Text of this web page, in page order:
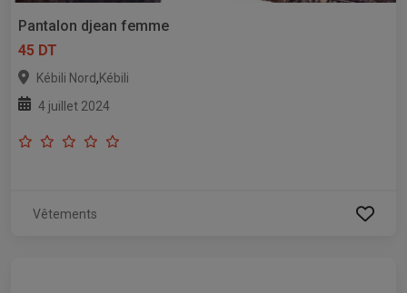
Pantalon djean femme
45 DT
Kébili Nord,Kébili
4 juillet 2024
Vêtements